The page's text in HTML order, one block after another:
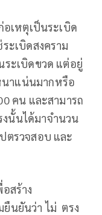
อเหตุเป็นระเบิด
ะเบิดสงคราม
ระเบิดขวด แต่อยู่
าแน่นมากหรือ
คน และสามารถ
นั้นได้มาจำนวน
ตรวจสอบ และ
สร้าง
นยันว่า ไม่ ตรง